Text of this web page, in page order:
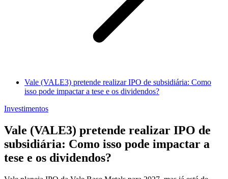
Vale (VALE3) pretende realizar IPO de subsidiária: Como
isso pode impactar a tese e os dividendos?
Investimentos
Vale (VALE3) pretende realizar IPO de
subsidiária: Como isso pode impactar a
tese e os dividendos?